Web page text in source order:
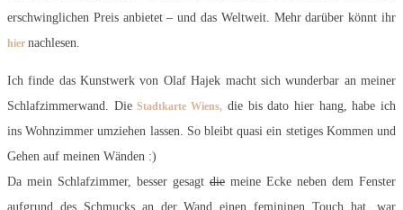
erschwinglichen Preis anbietet – und das Weltweit. Mehr darüber könnt ihr
hier nachlesen.
Ich finde das Kunstwerk von Olaf Hajek macht sich wunderbar an meiner
Schlafzimmerwand. DieStadtkarte Wiens, die bis dato hier hang, habe ich
ins Wohnzimmer umziehen lassen. So bleibt quasi ein stetiges Kommen und
Gehen auf meinen Wänden :)
Da mein Schlafzimmer, besser gesagt die meine Ecke neben dem Fenster
aufgrund des Schmucks an der Wand einen femininen Touch hat, war